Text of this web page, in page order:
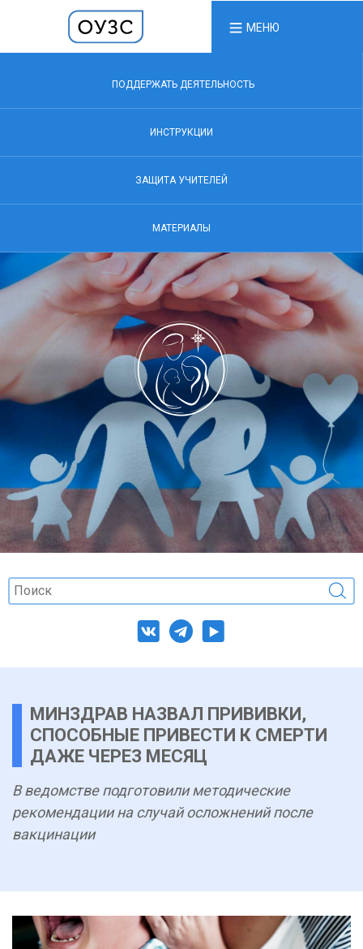
МЕНЮ
ПОДДЕРЖАТЬ ДЕЯТЕЛЬНОСТЬ
ИНСТРУКЦИИ
ЗАЩИТА УЧИТЕЛЕЙ
МАТЕРИАЛЫ
МИНЗДРАВ НАЗВАЛ ПРИВИВКИ,
СПОСОБНЫЕ ПРИВЕСТИ К СМЕРТИ
ДАЖЕ ЧЕРЕЗ МЕСЯЦ
В ведомстве подготовили методические
рекомендации на случай осложнений после
вакцинации